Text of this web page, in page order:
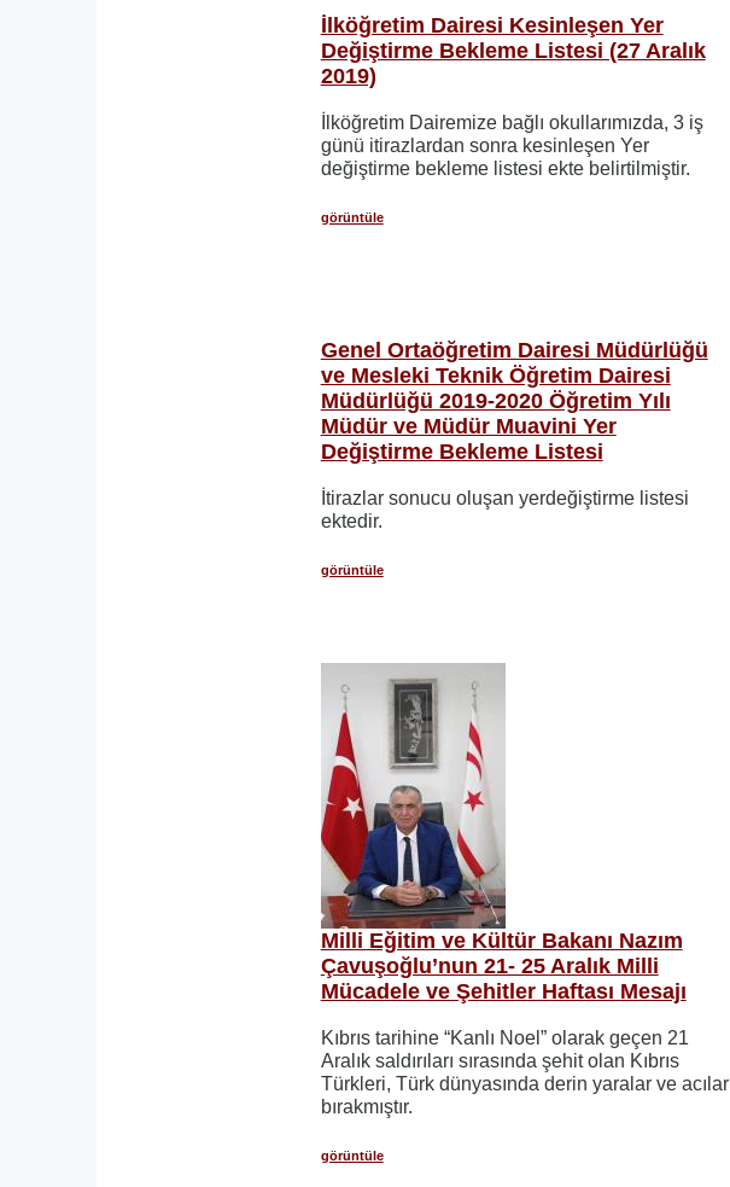
İlköğretim Dairesi Kesinleşen Yer
Değiştirme Bekleme Listesi (27 Aralık
2019)
İlköğretim Dairemize bağlı okullarımızda, 3 iş
günü itirazlardan sonra kesinleşen Yer
değiştirme bekleme listesi ekte belirtilmiştir.
görüntüle
Genel Ortaöğretim Dairesi Müdürlüğü
ve Mesleki Teknik Öğretim Dairesi
Müdürlüğü 2019-2020 Öğretim Yılı
Müdür ve Müdür Muavini Yer
Değiştirme Bekleme Listesi
İtirazlar sonucu oluşan yerdeğiştirme listesi
ektedir.
görüntüle
Milli Eğitim ve Kültür Bakanı Nazım
Çavuşoğlu’nun 21- 25 Aralık Milli
Mücadele ve Şehitler Haftası Mesajı
Kıbrıs tarihine “Kanlı Noel” olarak geçen 21
Aralık saldırıları sırasında şehit olan Kıbrıs
Türkleri, Türk dünyasında derin yaralar ve acılar
bırakmıştır.
görüntüle